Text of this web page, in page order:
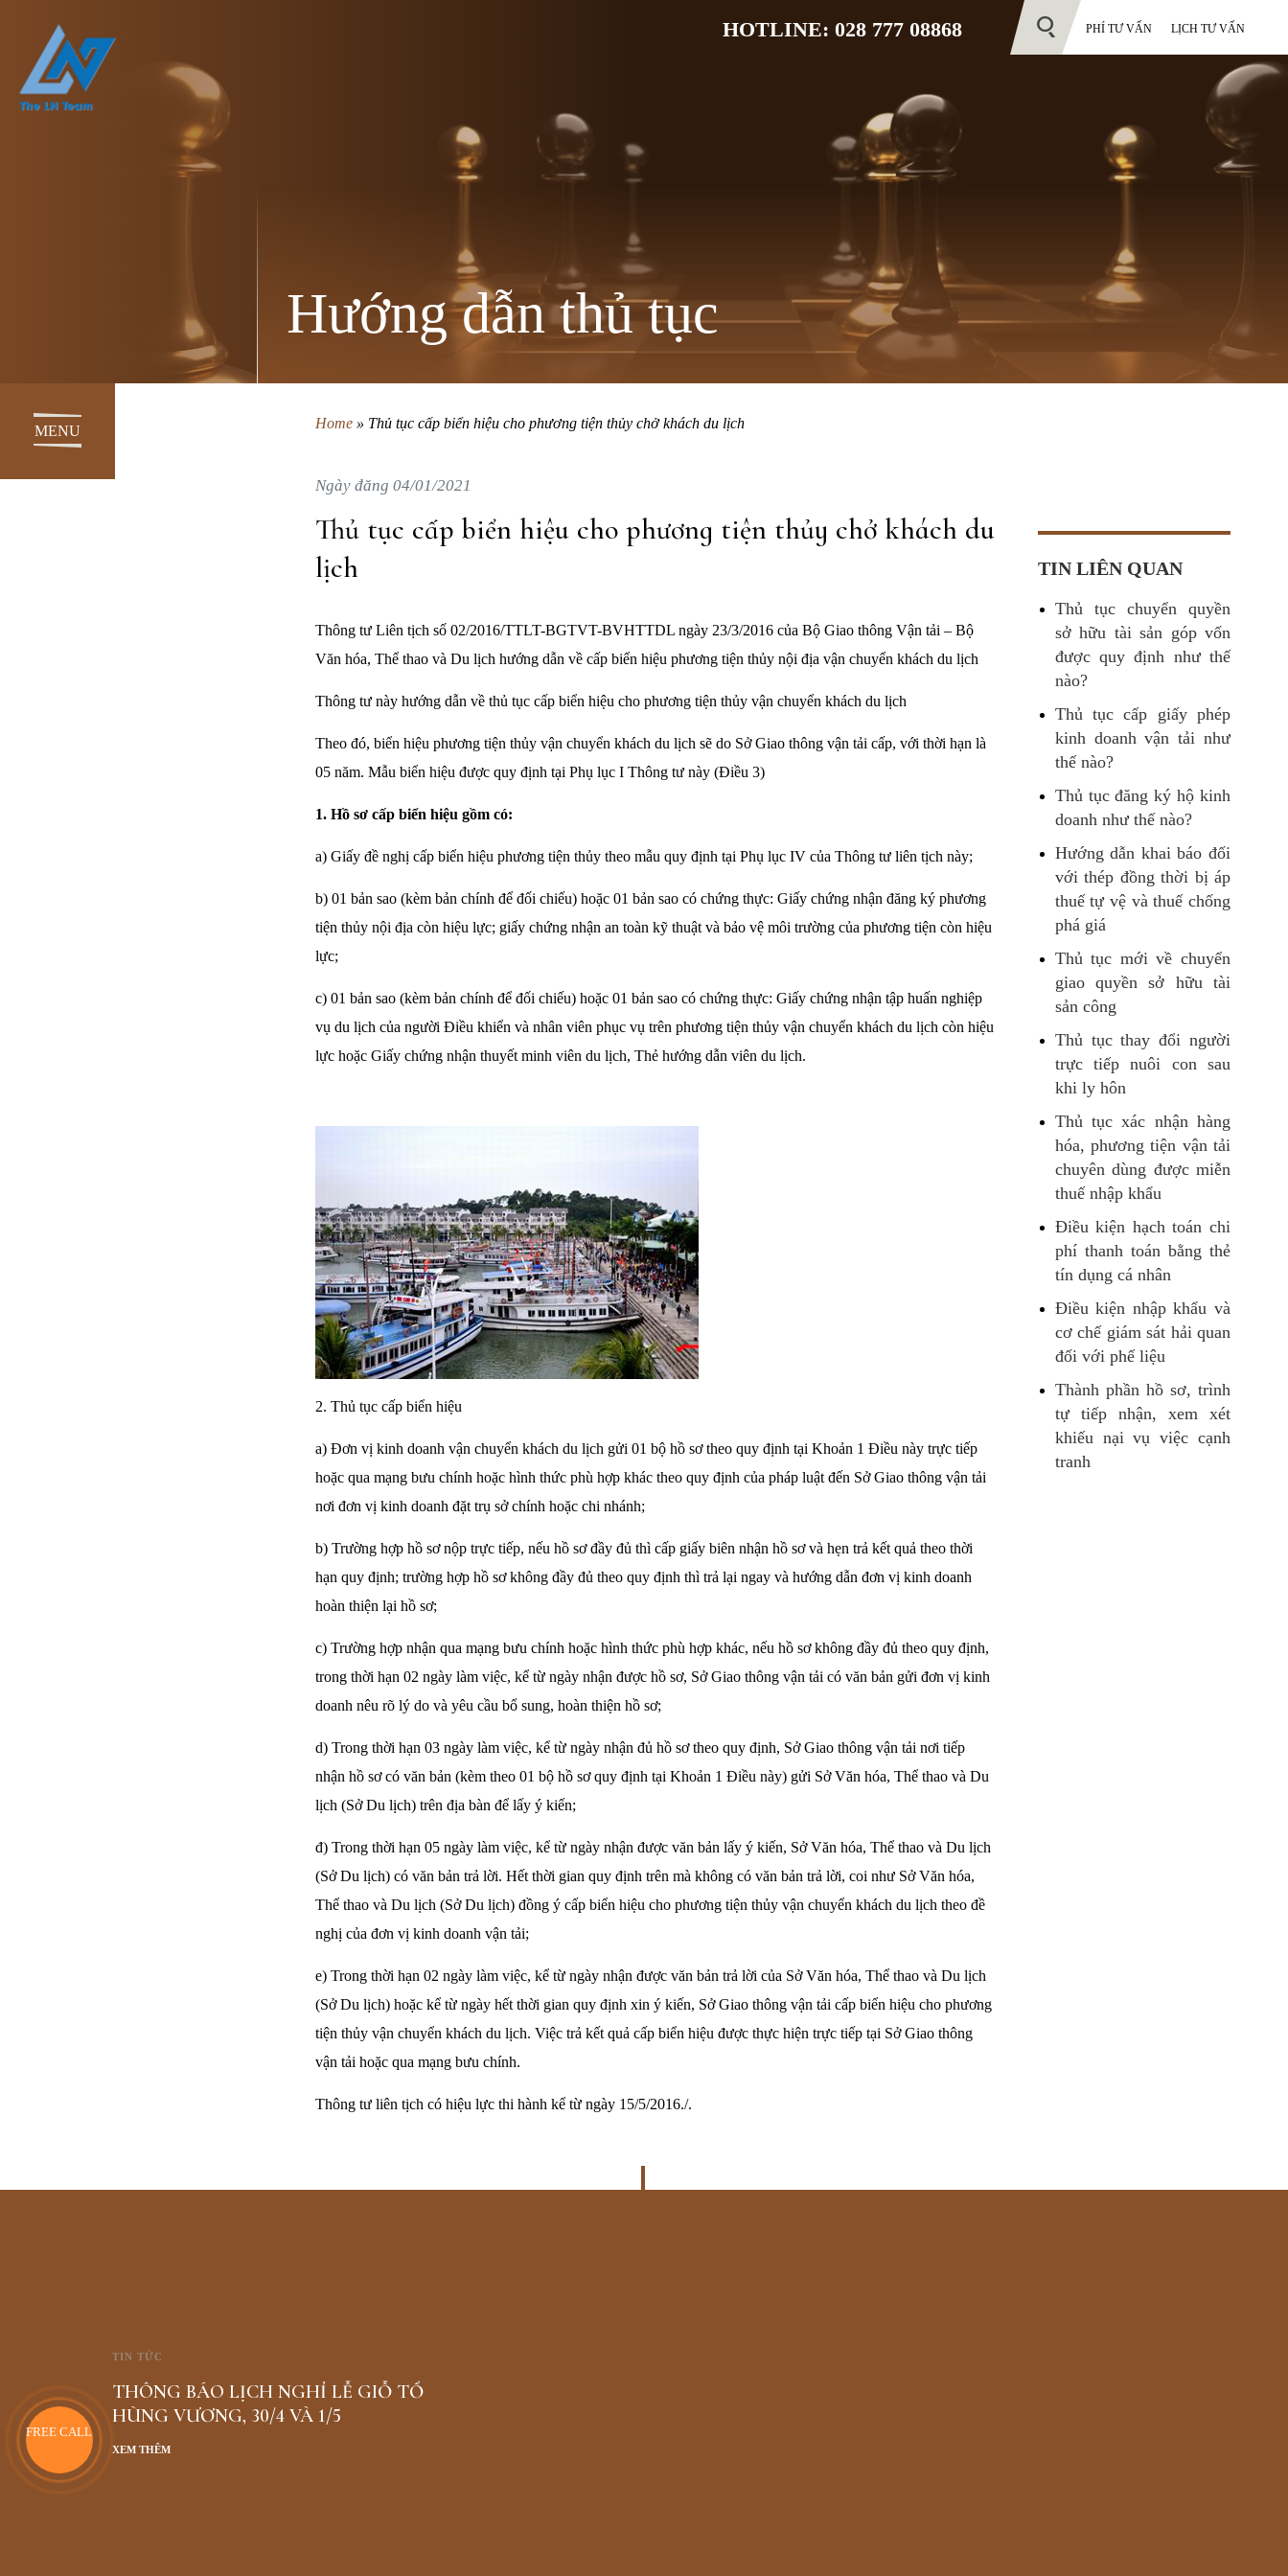
HOTLINE: 028 777 08868 PHÍ TƯ VẤN LỊCH TƯ VẤN
Hướng dẫn thủ tục
MENU Home» Thủ tục cấp biển hiệu cho phương tiện thủy chở khách du lịch
Ngày đăng 04/01/2021
Thủ tục cấp biển hiệu cho phương tiện thủy chở khách du
lịch
Thông tư Liên tịch số 02/2016/TTLT-BGTVT-BVHTTDL ngày 23/3/2016 của Bộ Giao thông Vận tải – Bộ
Văn hóa, Thể thao và Du lịch hướng dẫn về cấp biển hiệu phương tiện thủy nội địa vận chuyển khách du lịch
Thông tư này hướng dẫn về thủ tục cấp biển hiệu cho phương tiện thủy vận chuyển khách du lịch
Theo đó, biển hiệu phương tiện thủy vận chuyển khách du lịch sẽ do Sở Giao thông vận tải cấp, với thời hạn là
05 năm. Mẫu biển hiệu được quy định tại Phụ lục I Thông tư này (Điều 3)
1. Hồ sơ cấp biển hiệu gồm có:
a) Giấy đề nghị cấp biển hiệu phương tiện thủy theo mẫu quy định tại Phụ lục IV của Thông tư liên tịch này;
b) 01 bản sao (kèm bản chính để đối chiếu) hoặc 01 bản sao có chứng thực: Giấy chứng nhận đăng ký phương
tiện thủy nội địa còn hiệu lực; giấy chứng nhận an toàn kỹ thuật và bảo vệ môi trường của phương tiện còn hiệu
lực;
c) 01 bản sao (kèm bản chính để đối chiếu) hoặc 01 bản sao có chứng thực: Giấy chứng nhận tập huấn nghiệp
vụ du lịch của người Điều khiển và nhân viên phục vụ trên phương tiện thủy vận chuyển khách du lịch còn hiệu
lực hoặc Giấy chứng nhận thuyết minh viên du lịch, Thẻ hướng dẫn viên du lịch.
2. Thủ tục cấp biển hiệu
a) Đơn vị kinh doanh vận chuyển khách du lịch gửi 01 bộ hồ sơ theo quy định tại Khoản 1 Điều này trực tiếp
hoặc qua mạng bưu chính hoặc hình thức phù hợp khác theo quy định của pháp luật đến Sở Giao thông vận tải
nơi đơn vị kinh doanh đặt trụ sở chính hoặc chi nhánh;
b) Trường hợp hồ sơ nộp trực tiếp, nếu hồ sơ đầy đủ thì cấp giấy biên nhận hồ sơ và hẹn trả kết quả theo thời
hạn quy định; trường hợp hồ sơ không đầy đủ theo quy định thì trả lại ngay và hướng dẫn đơn vị kinh doanh
hoàn thiện lại hồ sơ;
c) Trường hợp nhận qua mạng bưu chính hoặc hình thức phù hợp khác, nếu hồ sơ không đầy đủ theo quy định,
trong thời hạn 02 ngày làm việc, kể từ ngày nhận được hồ sơ, Sở Giao thông vận tải có văn bản gửi đơn vị kinh
doanh nêu rõ lý do và yêu cầu bổ sung, hoàn thiện hồ sơ;
d) Trong thời hạn 03 ngày làm việc, kể từ ngày nhận đủ hồ sơ theo quy định, Sở Giao thông vận tải nơi tiếp
nhận hồ sơ có văn bản (kèm theo 01 bộ hồ sơ quy định tại Khoản 1 Điều này) gửi Sở Văn hóa, Thể thao và Du
lịch (Sở Du lịch) trên địa bàn để lấy ý kiến;
đ) Trong thời hạn 05 ngày làm việc, kể từ ngày nhận được văn bản lấy ý kiến, Sở Văn hóa, Thể thao và Du lịch
(Sở Du lịch) có văn bản trả lời. Hết thời gian quy định trên mà không có văn bản trả lời, coi như Sở Văn hóa,
Thể thao và Du lịch (Sở Du lịch) đồng ý cấp biển hiệu cho phương tiện thủy vận chuyển khách du lịch theo đề
nghị của đơn vị kinh doanh vận tải;
e) Trong thời hạn 02 ngày làm việc, kể từ ngày nhận được văn bản trả lời của Sở Văn hóa, Thể thao và Du lịch
(Sở Du lịch) hoặc kể từ ngày hết thời gian quy định xin ý kiến, Sở Giao thông vận tải cấp biển hiệu cho phương
tiện thủy vận chuyển khách du lịch. Việc trả kết quả cấp biển hiệu được thực hiện trực tiếp tại Sở Giao thông
vận tải hoặc qua mạng bưu chính.
Thông tư liên tịch có hiệu lực thi hành kể từ ngày 15/5/2016./.
TIN LIÊN QUAN
Thủ tục chuyển quyền
sở hữu tài sản góp vốn
được quy định như thế
nào?
Thủ tục cấp giấy phép
kinh doanh vận tải như
thế nào?
Thủ tục đăng ký hộ kinh
doanh như thế nào?
Hướng dẫn khai báo đối
với thép đồng thời bị áp
thuế tự vệ và thuế chống
phá giá
Thủ tục mới về chuyển
giao quyền sở hữu tài
sản công
Thủ tục thay đổi người
trực tiếp nuôi con sau
khi ly hôn
Thủ tục xác nhận hàng
hóa, phương tiện vận tải
chuyên dùng được miễn
thuế nhập khẩu
Điều kiện hạch toán chi
phí thanh toán bằng thẻ
tín dụng cá nhân
Điều kiện nhập khẩu và
cơ chế giám sát hải quan
đối với phế liệu
Thành phần hồ sơ, trình
tự tiếp nhận, xem xét
khiếu nại vụ việc cạnh
tranh
TIN TỨC
THÔNG BÁO LỊCH NGHỈ LỄ GIỖ TỔ
HÙNG VƯƠNG, 30/4 VÀ 1/5
XEM THÊM
FREE CALL